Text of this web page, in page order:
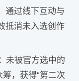
通过线下互动与
抵消未入选创作
未被官方选中的
，获得“第二次